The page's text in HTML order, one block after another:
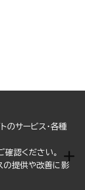
のサービス・各種
確認ください。
の提供や改善に影